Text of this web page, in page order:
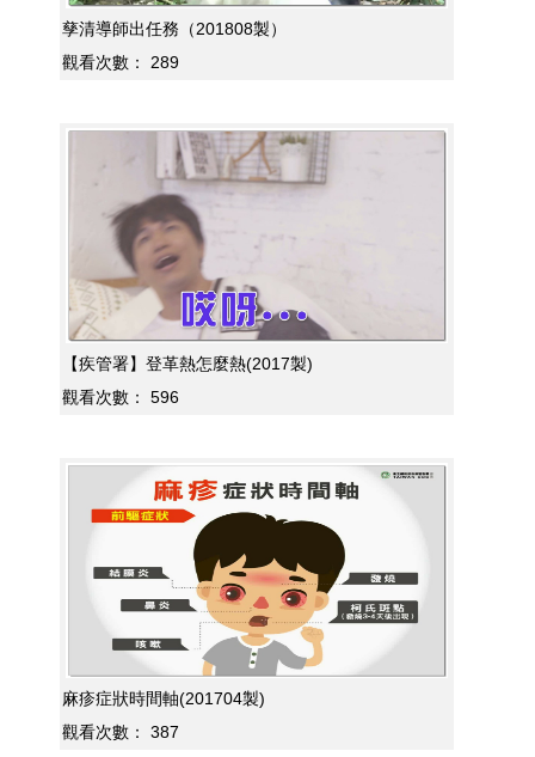
孳清導師出任務（201808製）
觀看次數：
289
【疾管署】登革熱怎麼熱(2017製)
觀看次數：
596
麻疹症狀時間軸(201704製)
觀看次數：
387